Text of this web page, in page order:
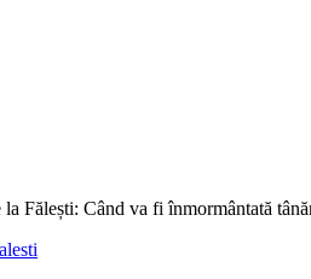
Fălești: Când va fi înmormântată